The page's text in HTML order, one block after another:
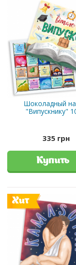
Шоколадный
"Випускнику"
335 грн
Купить
Хит